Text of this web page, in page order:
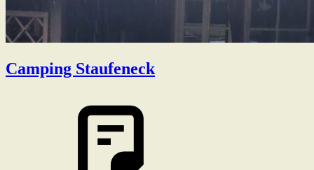
Camping Staufeneck